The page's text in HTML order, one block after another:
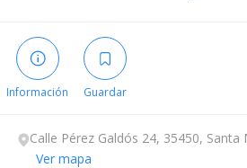
Información Guardar
Calle Pérez Galdós 24, 35450, Santa
Canaria, Las Palmas.
Ver mapa